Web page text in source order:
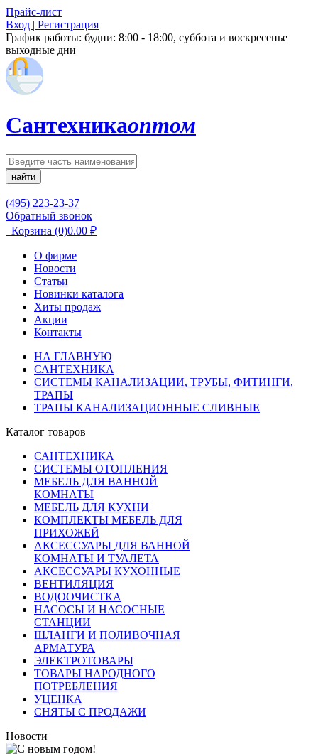
Прайс-лист
Вход | Регистрация
График работы: будни: 8:00 - 18:00, суббота и воскресенье
выходные дни
Сантехникаоптом
найти
(495) 223-23-37
Обратный звонок
Корзина (0)0.00 ₽
О фирме
Новости
Статьи
Новинки каталога
Хиты продаж
Акции
Контакты
НА ГЛАВНУЮ
САНТЕХНИКА
СИСТЕМЫ КАНАЛИЗАЦИИ, ТРУБЫ, ФИТИНГИ,
ТРАПЫ
ТРАПЫ КАНАЛИЗАЦИОННЫЕ СЛИВНЫЕ
Каталог товаров
САНТЕХНИКА
СИСТЕМЫ ОТОПЛЕНИЯ
МЕБЕЛЬ ДЛЯ ВАННОЙ
КОМНАТЫ
МЕБЕЛЬ ДЛЯ КУХНИ
КОМПЛЕКТЫ МЕБЕЛЬ ДЛЯ
ПРИХОЖЕЙ
АКСЕССУАРЫ ДЛЯ ВАННОЙ
КОМНАТЫ И ТУАЛЕТА
АКСЕССУАРЫ КУХОННЫЕ
ВЕНТИЛЯЦИЯ
ВОДООЧИСТКА
НАСОСЫ И НАСОСНЫЕ
СТАНЦИИ
ШЛАНГИ И ПОЛИВОЧНАЯ
АРМАТУРА
ЭЛЕКТРОТОВАРЫ
ТОВАРЫ НАРОДНОГО
ПОТРЕБЛЕНИЯ
УЦЕНКА
СНЯТЫ С ПРОДАЖИ
Новости